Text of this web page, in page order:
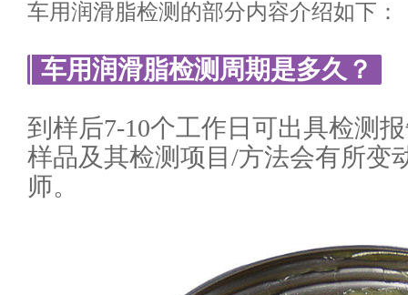
车用润滑脂检测的部分内容介绍如下：
车用润滑脂检测周期是多久？
到样后7-10个工作日可出具检测
样品及其检测项目/方法会有所变
师。